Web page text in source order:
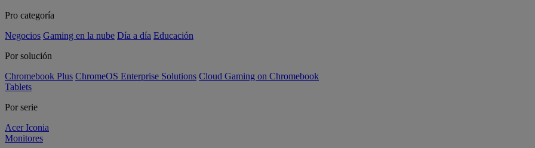
Pro categoría
Negocios Gaming en la nube Día a día Educación
Por solución
Chromebook Plus ChromeOS Enterprise Solutions Cloud Gaming on Chromebook
Tablets
Por serie
Acer Iconia
Monitores